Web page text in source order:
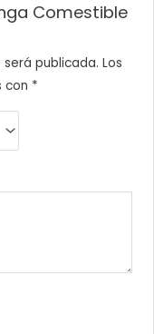
Comestible
publicada. Los
con *